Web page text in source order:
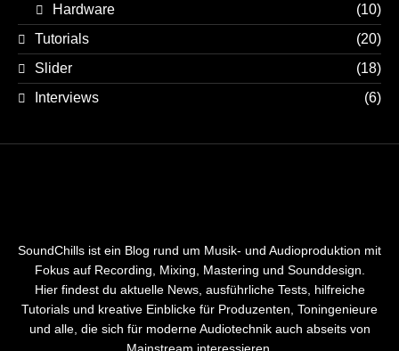
Hardware
(10)
Tutorials
(20)
Slider
(18)
Interviews
(6)
SoundChills ist ein Blog rund um Musik- und Audioproduktion mit
Fokus auf Recording, Mixing, Mastering und Sounddesign.
Hier findest du aktuelle News, ausführliche Tests, hilfreiche
Tutorials und kreative Einblicke für Produzenten, Toningenieure
und alle, die sich für moderne Audiotechnik auch abseits von